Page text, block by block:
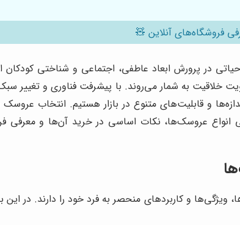
فروشگاه‌های آنلاین 🧸
در پرورش ابعاد عاطفی، اجتماعی و شناختی کودکان
خلاقیت به شمار می‌روند. با پیشرفت فناوری و
و قابلیت‌های متنوع در بازار هستیم. انتخاب
عروسک‌ها، نکات اساسی در خرید آن‌ها و معرفی
ویژگی‌ها و کاربردهای منحصر به فرد خود را دارند. در